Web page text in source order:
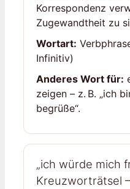
Korrespondenz
Zugewandtheit zu
Wortart:
Infinitiv)
Anderes Wort für:
zeigen – z. B. „ich
begrüße“.
„ich würde mich
Kreuzworträtsel